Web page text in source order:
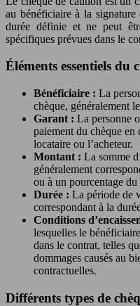
au bénéficiaire à la
durée définie et ne peut
spécifiques prévues dans le
Éléments essentiels du
Bénéficiaire : La
chèque, généralement
Garant : La personne
paiement du chèque en
locataire ou l’acheteur.
Montant : La somme
généralement
ou à un pourcentage
Durée : La période de
correspondant à la
Conditions
lesquelles le
dans le contrat, telles
dommages causés au
contractuelles.
Différents types de